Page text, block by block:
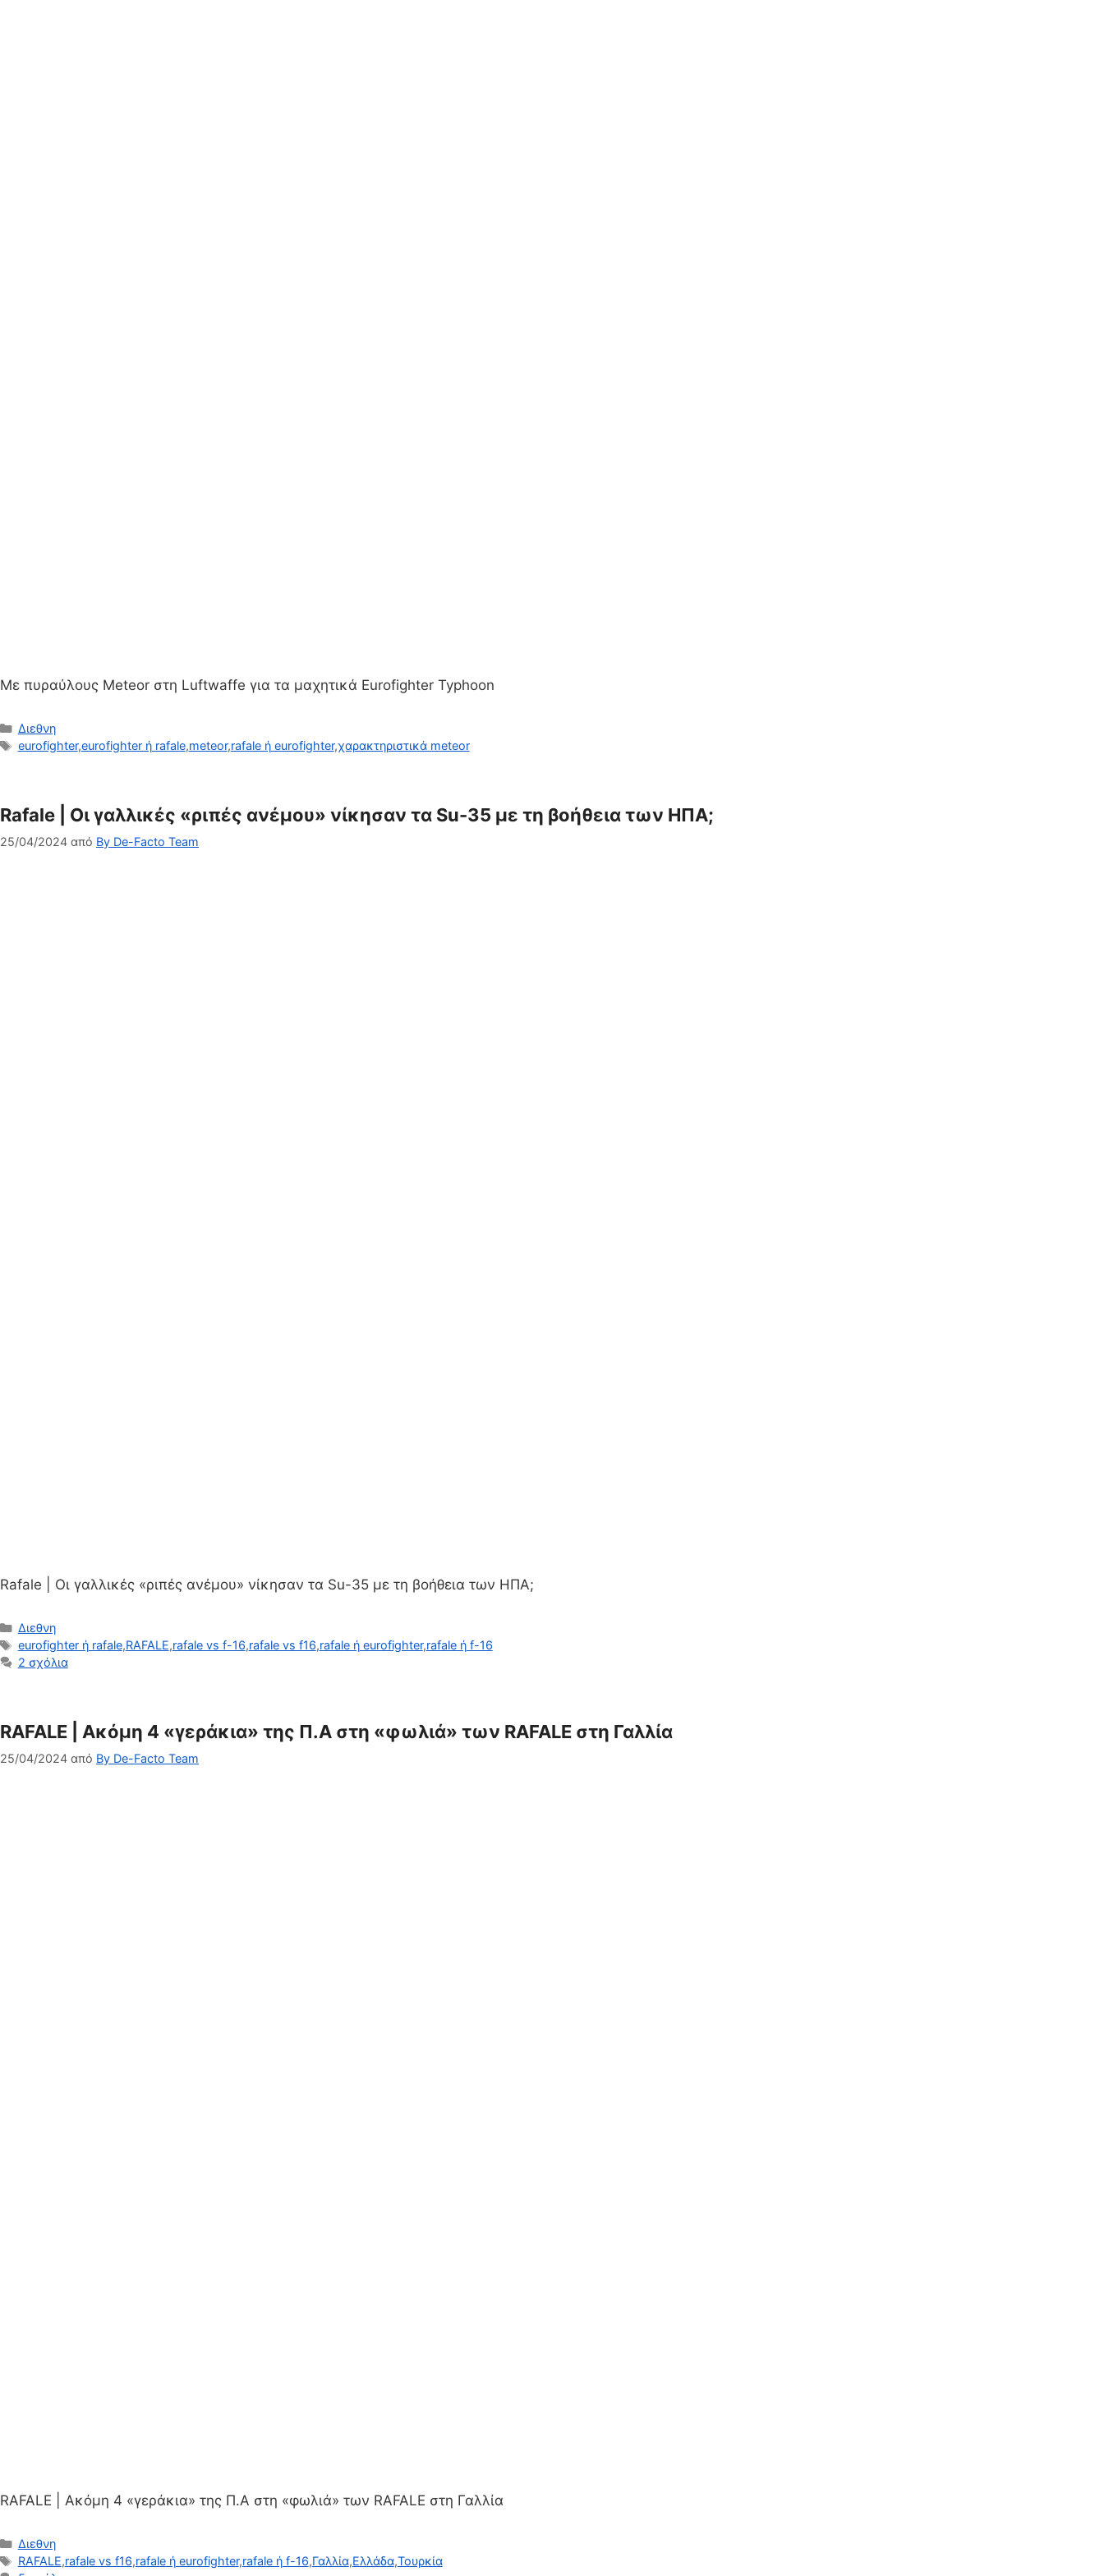
Mε πυραύλους Meteor στη Luftwaffe για τα μαχητικά Eurofighter Typhoon
Κατηγορίες
Διεθνη
Ετικέτες
eurofighter,eurofighter ή rafale,meteor,rafale ή eurofighter,χαρακτηριστικά meteor
Rafale | Οι γαλλικές «ριπές ανέμου» νίκησαν τα Su-35 με τη βοήθεια των ΗΠΑ;
25/04/2024 από By De-Facto Team
Rafale | Οι γαλλικές «ριπές ανέμου» νίκησαν τα Su-35 με τη βοήθεια των ΗΠΑ;
Κατηγορίες
Διεθνη
Ετικέτες
eurofighter ή rafale,RAFALE,rafale vs f-16,rafale vs f16,rafale ή eurofighter,rafale ή f-16
2 σχόλια
RAFALE | Ακόμη 4 «γεράκια» της Π.Α στη «φωλιά» των RAFALE στη Γαλλία
25/04/2024 από By De-Facto Team
RAFALE | Ακόμη 4 «γεράκια» της Π.Α στη «φωλιά» των RAFALE στη Γαλλία
Κατηγορίες
Διεθνη
Ετικέτες
RAFALE,rafale vs f16,rafale ή eurofighter,rafale ή f-16,Γαλλία,Ελλάδα,Τουρκία